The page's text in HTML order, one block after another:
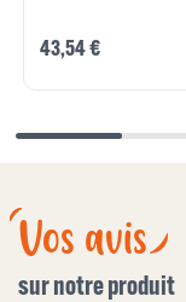
43,54 €
Vos avis
sur notre produit